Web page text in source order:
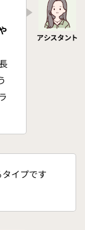
イプです